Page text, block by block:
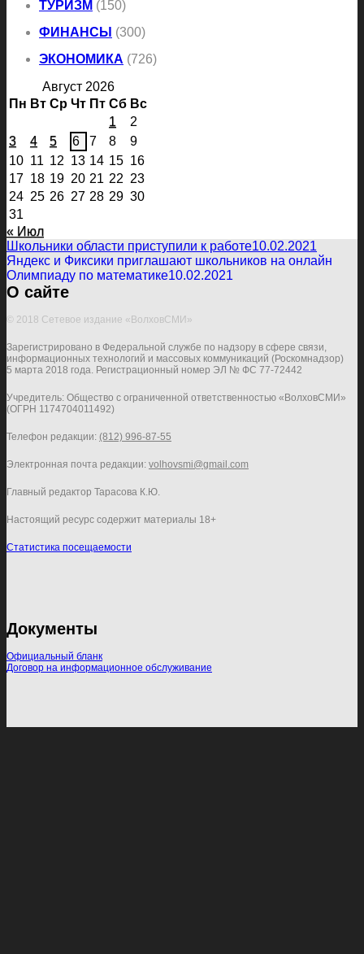
ТУРИЗМ (150)
ФИНАНСЫ (300)
ЭКОНОМИКА (726)
Август 2026
Пн Вт Ср Чт Пт Сб Вс
1
2
3
4 5 6 7 8
9
10 11 12 13 14 15 16
17 18 19 20 21 22 23
24 25 26 27 28 29 30
31
« Июл
Школьники области приступили к работе10.02.2021
Яндекс и Фиксики приглашают школьников на онлайн
Олимпиаду по математике10.02.2021
О сайте
© 2018 Сетевое издание «ВолховСМИ»
Зарегистрировано в Федеральной службе по надзору в сфере связи,
информационных технологий и массовых коммуникаций (Роскомнадзор)
5 марта 2018 года. Регистрационный номер ЭЛ № ФС 77-72442
Учредитель: Общество с ограниченной ответственностью «ВолховСМИ»
(ОГРН 1174704011492)
Телефон редакции: (812) 996-87-55
Электронная почта редакции: volhovsmi@gmail.com
Главный редактор Тарасова К.Ю.
Настоящий ресурс содержит материалы 18+
Статистика посещаемости
Документы
Официальный бланк
Договор на информационное обслуживание